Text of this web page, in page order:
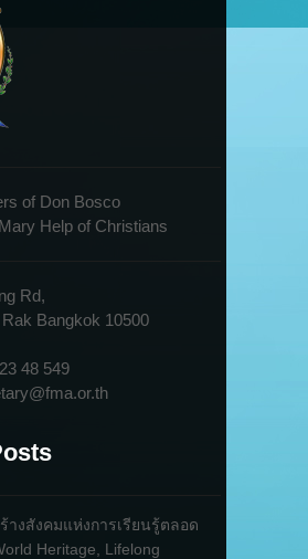
of Don Bosco
Help of Christians
Rd,
Bangkok 10500
48 549
างสังคมแห่งการเรียนรู้ตลอด
Heritage, Lifelong